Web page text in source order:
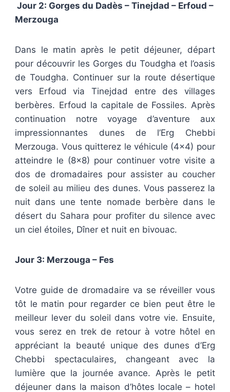
Jour 2: Gorges du Dadès – Tinejdad – Erfoud –
Merzouga
Dans le matin après le petit déjeuner, départ
pour découvrir les Gorges du Toudgha et l’oasis
de Toudgha. Continuer sur la route désertique
vers Erfoud via Tinejdad entre des villages
berbères. Erfoud la capitale de Fossiles. Après
continuation notre voyage d’aventure aux
impressionnantes dunes de l’Erg Chebbi
Merzouga. Vous quitterez le véhicule (4×4) pour
atteindre le (8×8) pour continuer votre visite a
dos de dromadaires pour assister au coucher
de soleil au milieu des dunes. Vous passerez la
nuit dans une tente nomade berbère dans le
désert du Sahara pour profiter du silence avec
un ciel étoiles, Dîner et nuit en bivouac.
Jour 3: Merzouga – Fes
Votre guide de dromadaire va se réveiller vous
tôt le matin pour regarder ce bien peut être le
meilleur lever du soleil dans votre vie. Ensuite,
vous serez en trek de retour à votre hôtel en
appréciant la beauté unique des dunes d’Erg
Chebbi spectaculaires, changeant avec la
lumière que la journée avance. Après le petit
déjeuner dans la maison d’hôtes locale – hotel